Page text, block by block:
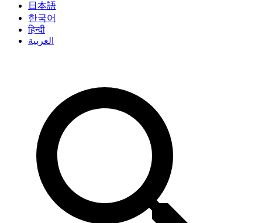
日本語
한국어
हिन्दी
العربية